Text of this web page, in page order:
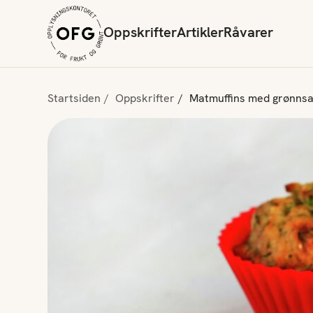
OppskrifterArtiklerRåvarer
Startsiden Oppskrifter Matmuffins med